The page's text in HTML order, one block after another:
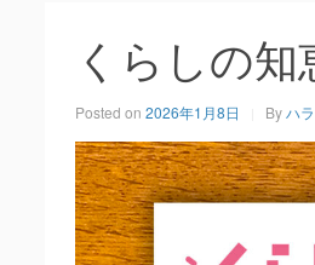
くらしの知
Posted on2026年1月8日 Byハ